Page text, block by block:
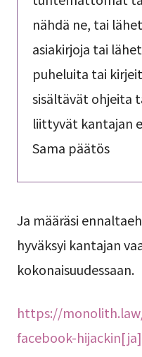
nähdä ne, tai
asiakirjoja tai
puheluita tai
sisältävät ohjeita
liittyvät kantajan
Sama päätös
Ja määräsi
hyväksyi kantajan
kokonaisuudessaan.
https://
facebook-hijackin[ja]